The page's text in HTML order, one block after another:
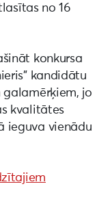
no 16
konkursa
kandidātu
jo
kvalitātes
ieguva vienādu